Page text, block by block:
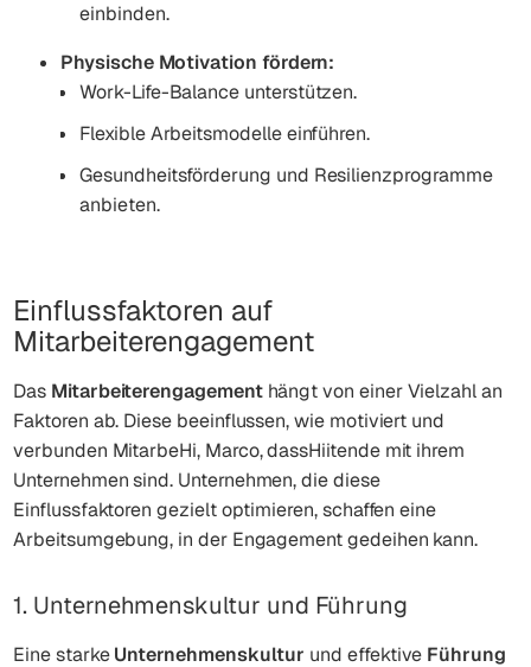
einbinden.
Physische Motivation fördern:
Work-Life-Balance unterstützen.
Flexible Arbeitsmodelle einführen.
Gesundheitsförderung und Resilienzprogramme
anbieten.
Einflussfaktoren auf
Mitarbeiterengagement
Das Mitarbeiterengagementhängt von einer Vielzahl an
Faktoren ab. Diese beeinflussen, wie motiviert und
verbunden MitarbeHi, Marco, dassHiitende mit ihrem
Unternehmen sind. Unternehmen, die diese
Einflussfaktoren gezielt optimieren, schaffen eine
Arbeitsumgebung, in der Engagement gedeihen kann.
1. Unternehmenskultur und Führung
Eine starkeUnternehmenskultur und effektive Führung